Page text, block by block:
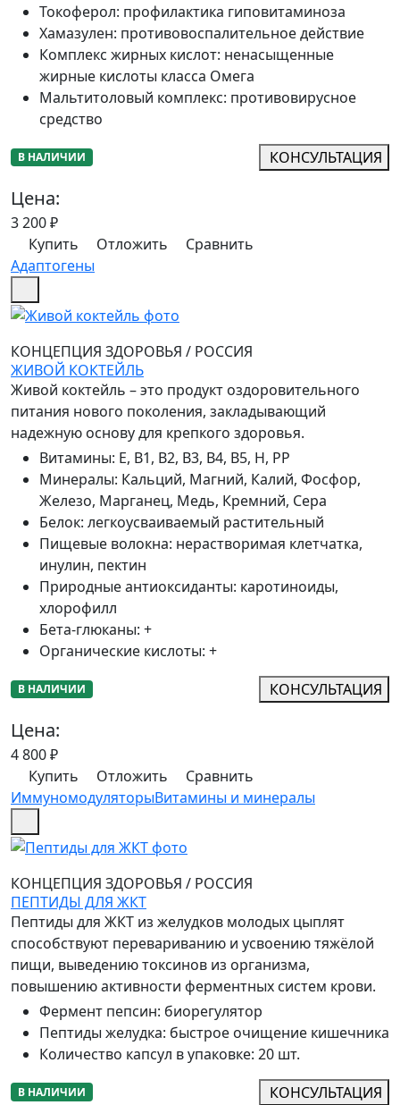
Токоферол: профилактика гиповитаминоза
Хамазулен: противовоспалительное действие
Комплекс жирных кислот: ненасыщенные
жирные кислоты класса Омега
Мальтитоловый комплекс: противовирусное
средство
В НАЛИЧИИ КОНСУЛЬТАЦИЯ
Цена:
3 200₽
Купить
Отложить
Сравнить
Адаптогены
КОНЦЕПЦИЯ ЗДОРОВЬЯ / РОССИЯ
ЖИВОЙ КОКТЕЙЛЬ
Живой коктейль – это продукт оздоровительного
питания нового поколения, закладывающий
надежную основу для крепкого здоровья.
Витамины: Е, В1, В2, В3, В4, В5, Н, РР
Минералы: Кальций, Магний, Калий, Фосфор,
Железо, Марганец, Медь, Кремний, Сера
Белок: легкоусваиваемый растительный
Пищевые волокна: нерастворимая клетчатка,
инулин, пектин
Природные антиоксиданты: каротиноиды,
хлорофилл
Бета-глюканы: +
Органические кислоты: +
В НАЛИЧИИ КОНСУЛЬТАЦИЯ
Цена:
4 800₽
Купить
Отложить
Сравнить
ИммуномодуляторыВитамины и минералы
КОНЦЕПЦИЯ ЗДОРОВЬЯ / РОССИЯ
ПЕПТИДЫ ДЛЯ ЖКТ
Пептиды для ЖКТ из желудков молодых цыплят
способствуют перевариванию и усвоению тяжёлой
пищи, выведению токсинов из организма,
повышению активности ферментных систем крови.
Фермент пепсин: биорегулятор
Пептиды желудка: быстрое очищение кишечника
Количество капсул в упаковке: 20 шт.
В НАЛИЧИИ КОНСУЛЬТАЦИЯ